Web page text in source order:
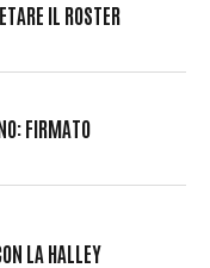
IL ROSTER
FIRMATO
LA HALLEY